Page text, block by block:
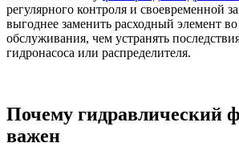
регулярного контроля и своевременной
выгоднее заменить расходный элемент
обслуживания, чем устранять
гидронасоса или распределителя.
Почему гидравлический
важен